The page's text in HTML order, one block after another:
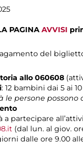
PAGINA AVVISI
del
allo 060608
: 12 bambini dai 5 ai
le persone
a partecipare
(dal lun. al giov.
dalle ore 9.00